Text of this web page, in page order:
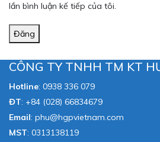
lần bình luận kế tiếp của tôi.
Đăng
CÔNG TY TNHH TM KT
Hotline: 0938 336 079
ĐT: +84 (028) 66834679
Email: phu@hgpvietnam.com
MST: 0313138119